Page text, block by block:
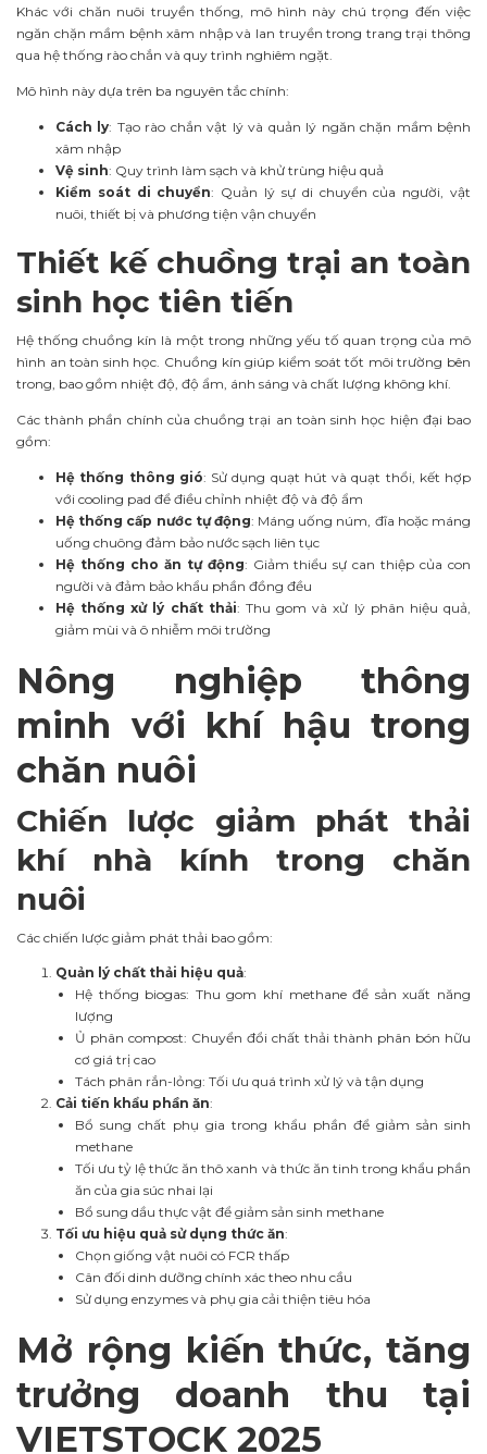
Khác với chăn nuôi truyền thống, mô hình này chú trọng đến việc
ngăn chặn mầm bệnh xâm nhập và lan truyền trong trang trại thông
qua hệ thống rào chắn và quy trình nghiêm ngặt.
Mô hình này dựa trên ba nguyên tắc chính:
Cách ly: Tạo rào chắn vật lý và quản lý ngăn chặn mầm bệnh
xâm nhập
Vệ sinh: Quy trình làm sạch và khử trùng hiệu quả
Kiểm soát di chuyển: Quản lý sự di chuyển của người, vật
nuôi, thiết bị và phương tiện vận chuyển
Thiết kế chuồng trại an toàn
sinh học tiên tiến
Hệ thống chuồng kín là một trong những yếu tố quan trọng của mô
hình an toàn sinh học. Chuồng kín giúp kiểm soát tốt môi trường bên
trong, bao gồm nhiệt độ, độ ẩm, ánh sáng và chất lượng không khí.
Các thành phần chính của chuồng trại an toàn sinh học hiện đại bao
gồm:
Hệ thống thông gió: Sử dụng quạt hút và quạt thổi, kết hợp
với cooling pad để điều chỉnh nhiệt độ và độ ẩm
Hệ thống cấp nước tự động: Máng uống núm, đĩa hoặc máng
uống chuông đảm bảo nước sạch liên tục
Hệ thống cho ăn tự động: Giảm thiểu sự can thiệp của con
người và đảm bảo khẩu phần đồng đều
Hệ thống xử lý chất thải: Thu gom và xử lý phân hiệu quả,
giảm mùi và ô nhiễm môi trường
Nông nghiệp thông
minh với khí hậu trong
chăn nuôi
Chiến lược giảm phát thải
khí nhà kính trong chăn
nuôi
Các chiến lược giảm phát thải bao gồm:
Quản lý chất thải hiệu quả:
Hệ thống biogas: Thu gom khí methane để sản xuất năng
lượng
Ủ phân compost: Chuyển đổi chất thải thành phân bón hữu
cơ giá trị cao
Tách phân rắn-lỏng: Tối ưu quá trình xử lý và tận dụng
Cải tiến khẩu phần ăn:
Bổ sung chất phụ gia trong khẩu phần để giảm sản sinh
methane
Tối ưu tỷ lệ thức ăn thô xanh và thức ăn tinh trong khẩu phần
ăn của gia súc nhai lại
Bổ sung dầu thực vật để giảm sản sinh methane
Tối ưu hiệu quả sử dụng thức ăn:
Chọn giống vật nuôi có FCR thấp
Cân đối dinh dưỡng chính xác theo nhu cầu
Sử dụng enzymes và phụ gia cải thiện tiêu hóa
Mở rộng kiến thức, tăng
trưởng doanh thu tại
VIETSTOCK 2025